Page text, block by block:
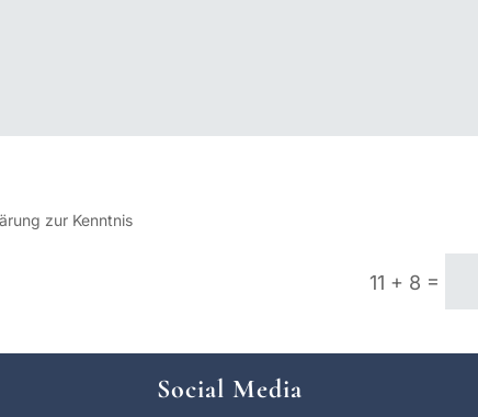
zur Kenntnis
11 + 8 =
Social Media